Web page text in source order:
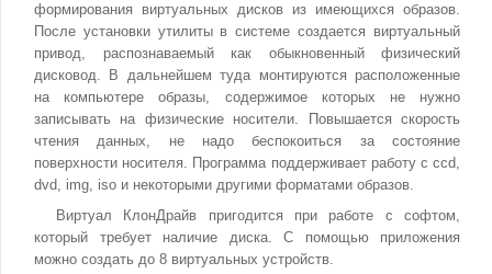
формирования виртуальных дисков из имеющихся образов.
После установки утилиты в системе создается виртуальный
привод, распознаваемый как обыкновенный физический
дисковод. В дальнейшем туда монтируются расположенные
на компьютере образы, содержимое которых не нужно
записывать на физические носители. Повышается скорость
чтения данных, не надо беспокоиться за состояние
поверхности носителя. Программа поддерживает работу с ccd,
dvd, img, iso и некоторыми другими форматами образов.
Виртуал КлонДрайв пригодится при работе с софтом,
который требует наличие диска. С помощью приложения
можно создать до 8 виртуальных устройств.